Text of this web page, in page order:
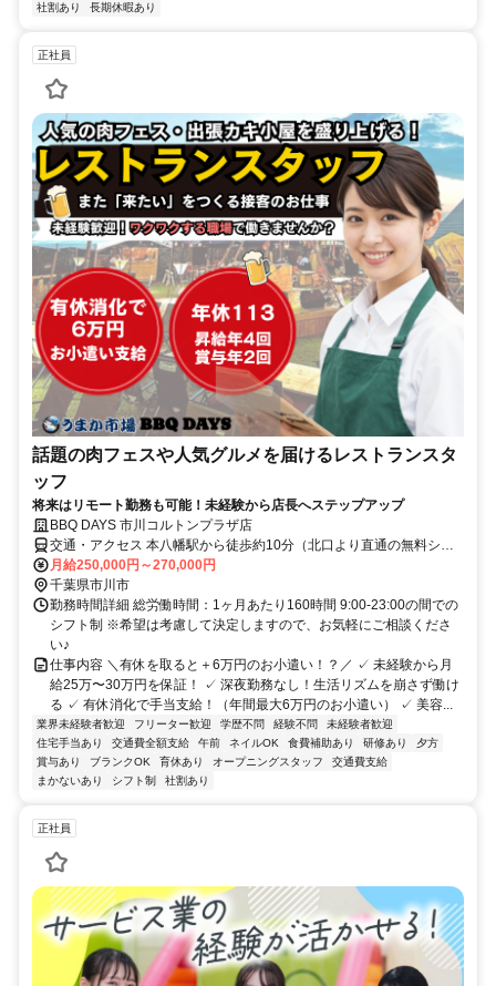
社割あり
長期休暇あり
正社員
話題の肉フェスや人気グルメを届けるレストランスタ
ッフ
将来はリモート勤務も可能！未経験から店長へステップアップ
BBQ DAYS 市川コルトンプラザ店
交通・アクセス 本八幡駅から徒歩約10分（北口より直通の無料シャ
トルバスあり）
月給250,000円～270,000円
千葉県市川市
勤務時間詳細 総労働時間：1ヶ月あたり160時間 9:00-23:00の間での
シフト制 ※希望は考慮して決定しますので、お気軽にご相談くださ
い♪
仕事内容 ＼有休を取ると＋6万円のお小遣い！？／ ✓ 未経験から月
給25万〜30万円を保証！ ✓ 深夜勤務なし！生活リズムを崩さず働け
る ✓ 有休消化で手当支給！（年間最大6万円のお小遣い） ✓ 美容...
業界未経験者歓迎 フリーター歓迎 学歴不問 経験不問
未経験者歓迎
住宅手当あり
交通費全額支給 午前 ネイルOK 食費補助あり 研修あり
夕方
賞与あり
ブランクOK 育休あり オープニングスタッフ
交通費支給
まかないあり
シフト制 社割あり
正社員